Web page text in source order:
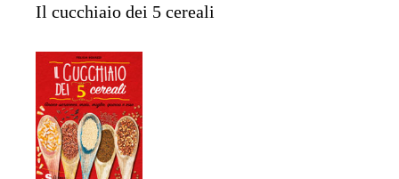
Il cucchiaio dei 5 cereali